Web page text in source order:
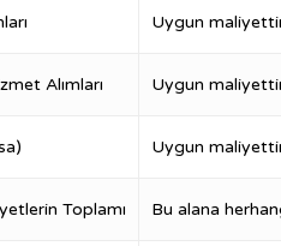
Uygun
Alımları Uygun
Uygun
Toplamı Bu alana